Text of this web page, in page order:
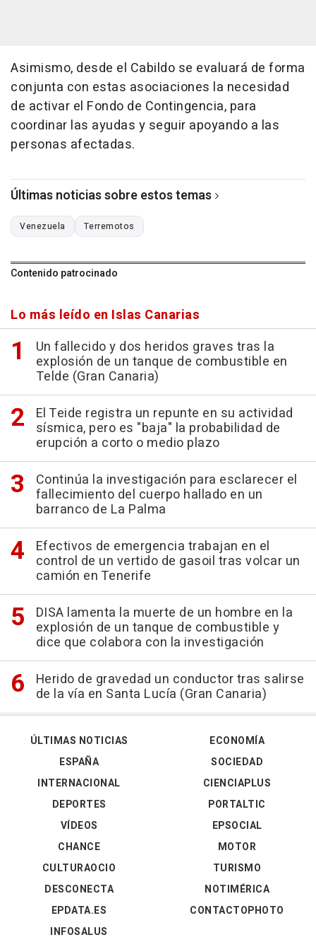
Asimismo, desde el Cabildo se evaluará de forma
conjunta con estas asociaciones la necesidad
de activar el Fondo de Contingencia, para
coordinar las ayudas y seguir apoyando a las
personas afectadas.
Últimas noticias sobre estos temas
Venezuela Terremotos
Contenido patrocinado
Lo más leído en Islas Canarias
Un fallecido y dos heridos graves tras la
explosión de un tanque de combustible en
Telde (Gran Canaria)
El Teide registra un repunte en su actividad
sísmica, pero es "baja" la probabilidad de
erupción a corto o medio plazo
Continúa la investigación para esclarecer el
fallecimiento del cuerpo hallado en un
barranco de La Palma
Efectivos de emergencia trabajan en el
control de un vertido de gasoil tras volcar un
camión en Tenerife
DISA lamenta la muerte de un hombre en la
explosión de un tanque de combustible y
dice que colabora con la investigación
Herido de gravedad un conductor tras salirse
de la vía en Santa Lucía (Gran Canaria)
ÚLTIMAS NOTICIAS
ESPAÑA
INTERNACIONAL
DEPORTES
VÍDEOS
ECONOMÍA
SOCIEDAD
CIENCIAPLUS
PORTALTIC
EPSOCIAL
CHANCE
CULTURAOCIO
DESCONECTA
EPDATA.ES
INFOSALUS
MOTOR
TURISMO
NOTIMÉRICA
CONTACTOPHOTO